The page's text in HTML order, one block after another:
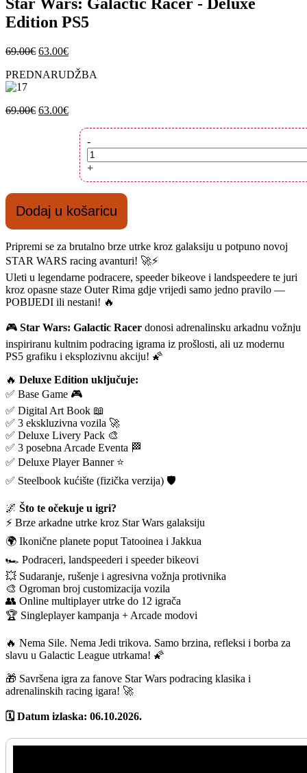
Edition PS5
69.00€ Izvorna
bila
63.00€Trenutna
je:
PREDNARUDŽBA
69.00€ Izvorna
63.00€Trenutna
63.00€.
-Star
Wars:
Galactic
Edition
PS5
+
Dodaj u košaricu
Pripremi se za brutalno brze utrke kroz galaksiju u potpuno novoj
STAR WARS racing avanturi! 🚀⚡
Uleti u legendarne podracere, speeder bikeove i landspeedere te juri
kroz opasne staze Outer Rima gdje vrijedi samo jedno pravilo —
POBIJEDI ili nestani! 🔥
🎮 Star Wars: Galactic Racer donosi adrenalinsku arkadnu vožnju
inspiriranu kultnim podracing igrama iz prošlosti, ali uz modernu
PS5 grafiku i eksplozivnu akciju! 🌠
🔥 Deluxe Edition uključuje:
✅ Base Game 🎮
✅ Digital Art Book 📖
✅ 3 ekskluzivna vozila 🚀
✅ Deluxe Livery Pack 🎨
✅ 3 posebna Arcade Eventa 🏁
✅ Deluxe Player Banner ⭐
✅ Steelbook kućište (fizička verzija) 🛡️
🌌 Što te očekuje u igri?
⚡ Brze arkadne utrke kroz Star Wars galaksiju
🌍 Ikonične planete poput Tatooinea i Jakkua
🏎️ Podraceri, landspeederi i speeder bikeovi
💥 Sudaranje, rušenje i agresivna vožnja protivnika
🎨 Ogroman broj customizacija vozila
👥 Online multiplayer utrke do 12 igrača
🏆 Singleplayer kampanja + Arcade modovi
🔥 Nema Sile. Nema Jedi trikova. Samo brzina, refleksi i borba za
slavu u Galactic League utrkama! 🌠
🎁 Savršena igra za fanove Star Wars podracing klasika i
adrenalinskih racing igara! 🚀
🗓️ Datum izlaska: 06.10.2026.